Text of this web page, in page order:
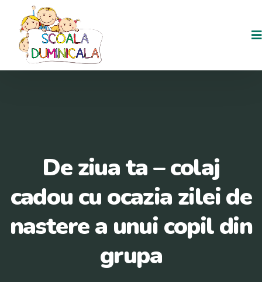
De ziua ta – colaj
cadou cu ocazia zilei de
nastere a unui copil din
grupa